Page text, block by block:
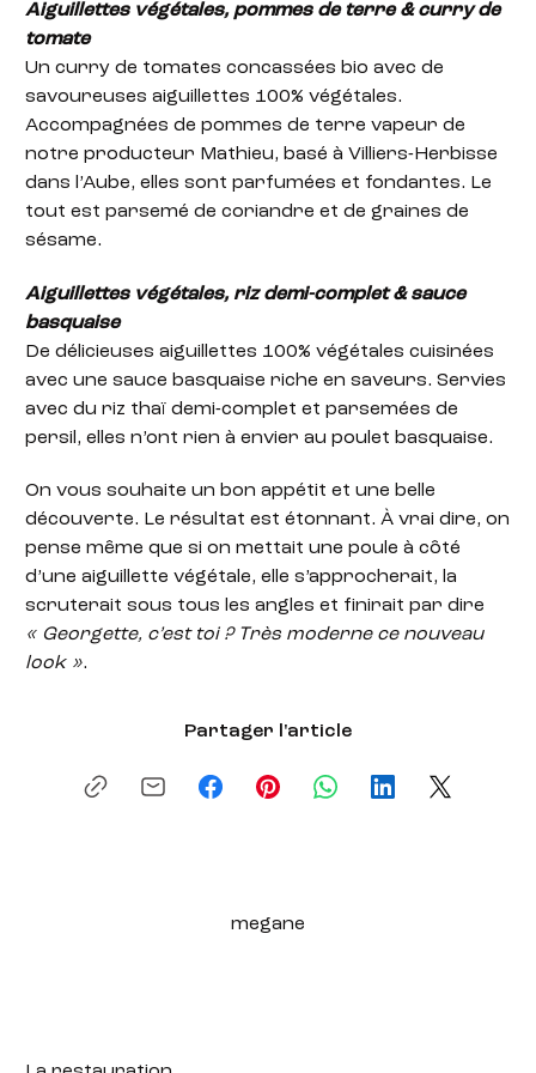
Aiguillettes végétales, pommes de terre & curry de
tomate
Un curry de tomates concassées bio avec de
savoureuses aiguillettes 100% végétales.
Accompagnées de pommes de terre vapeur de
notre producteur Mathieu, basé à Villiers-Herbisse
dans l’Aube, elles sont parfumées et fondantes. Le
tout est parsemé de coriandre et de graines de
sésame.
Aiguillettes végétales, riz demi-complet & sauce
basquaise
De délicieuses aiguillettes 100% végétales cuisinées
avec une sauce basquaise riche en saveurs. Servies
avec du riz thaï demi-complet et parsemées de
persil, elles n’ont rien à envier au poulet basquaise.
On vous souhaite un bon appétit et une belle
découverte. Le résultat est étonnant. À vrai dire, on
pense même que si on mettait une poule à côté
d’une aiguillette végétale, elle s’approcherait, la
scruterait sous tous les angles et finirait par dire
« Georgette, c’est toi ? Très moderne ce nouveau
look ».
Partager l'article
megane